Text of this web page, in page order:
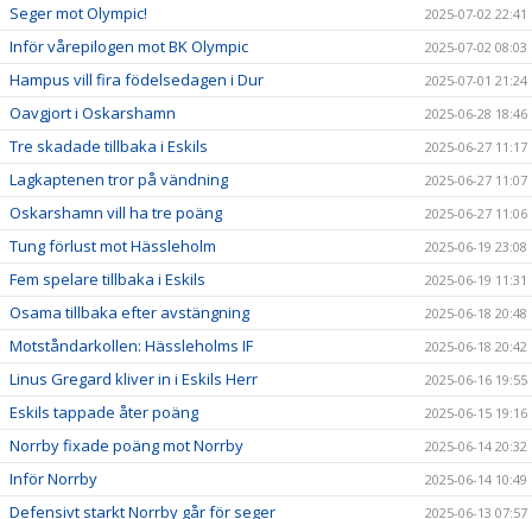
Seger mot Olympic! 2025-07-02 22:41
Inför vårepilogen mot BK Olympic 2025-07-02 08:03
Hampus vill fira födelsedagen i Dur 2025-07-01 21:24
Oavgjort i Oskarshamn 2025-06-28 18:46
Tre skadade tillbaka i Eskils 2025-06-27 11:17
Lagkaptenen tror på vändning 2025-06-27 11:07
Oskarshamn vill ha tre poäng 2025-06-27 11:06
Tung förlust mot Hässleholm 2025-06-19 23:08
Fem spelare tillbaka i Eskils 2025-06-19 11:31
Osama tillbaka efter avstängning 2025-06-18 20:48
Motståndarkollen: Hässleholms IF 2025-06-18 20:42
Linus Gregard kliver in i Eskils Herr 2025-06-16 19:55
Eskils tappade åter poäng 2025-06-15 19:16
Norrby fixade poäng mot Norrby 2025-06-14 20:32
Inför Norrby 2025-06-14 10:49
Defensivt starkt Norrby går för seger 2025-06-13 07:57